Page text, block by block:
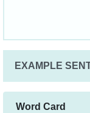
EXAMPLE
Word Card